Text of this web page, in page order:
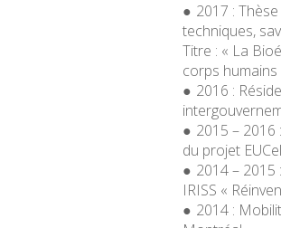
2017 :
techniques,
Titre : « La
corps
2016 :
2015 – 2016
du projet
2014 –
IRISS «
2014 :